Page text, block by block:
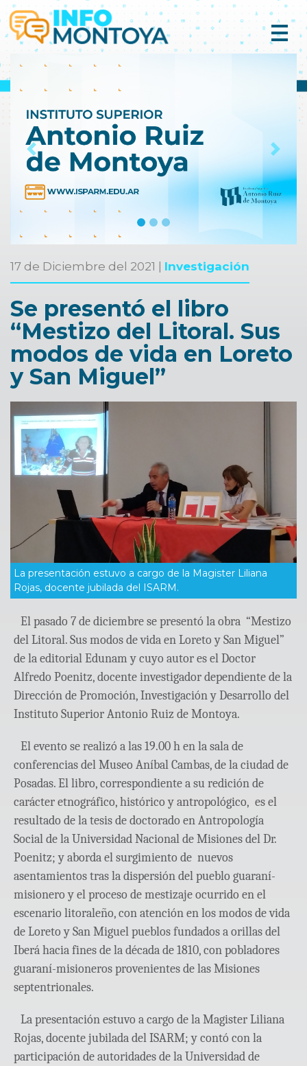
Previous Next
17 de Diciembre del 2021 | Investigación
Se presentó el libro
“Mestizo del Litoral. Sus
modos de vida en Loreto
y San Miguel”
La presentación estuvo a cargo de la Magister Liliana
Rojas, docente jubilada del ISARM.
El pasado 7 de diciembre se presentó la obra “Mestizo
del Litoral. Sus modos de vida en Loreto y San Miguel”
de la editorial Edunam y cuyo autor es el Doctor
Alfredo Poenitz, docente investigador dependiente de la
Dirección de Promoción, Investigación y Desarrollo del
Instituto Superior Antonio Ruiz de Montoya.
El evento se realizó a las 19.00 h en la sala de
conferencias del Museo Aníbal Cambas, de la ciudad de
Posadas. El libro, correspondiente a su redición de
carácter etnográfico, histórico y antropológico, es el
resultado de la tesis de doctorado en Antropología
Social de la Universidad Nacional de Misiones del Dr.
Poenitz; y aborda el surgimiento de nuevos
asentamientos tras la dispersión del pueblo guaraní-
misionero y el proceso de mestizaje ocurrido en el
escenario litoraleño, con atención en los modos de vida
de Loreto y San Miguel pueblos fundados a orillas del
Iberá hacia fines de la década de 1810, con pobladores
guaraní-misioneros provenientes de las Misiones
septentrionales.
La presentación estuvo a cargo de la Magister Liliana
Rojas, docente jubilada del ISARM; y contó con la
participación de autoridades de la Universidad de